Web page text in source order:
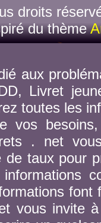
droits
du thème
aux
Livret
toutes les
vos
. net
de taux pour
vous invite